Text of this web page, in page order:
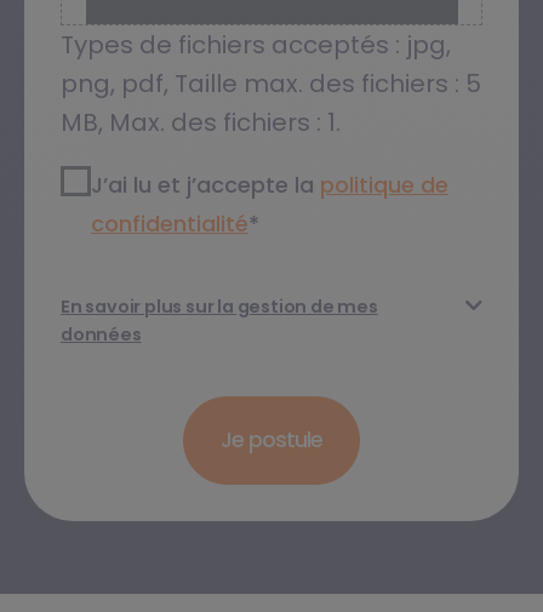
Types de fichiers acceptés : jpg,
png, pdf, Taille max. des fichiers : 5
MB, Max. des fichiers : 1.
RGPD2 *
J’ai lu et j’accepte la politique de
confidentialité​*
En savoir plus sur la gestion de mes
données